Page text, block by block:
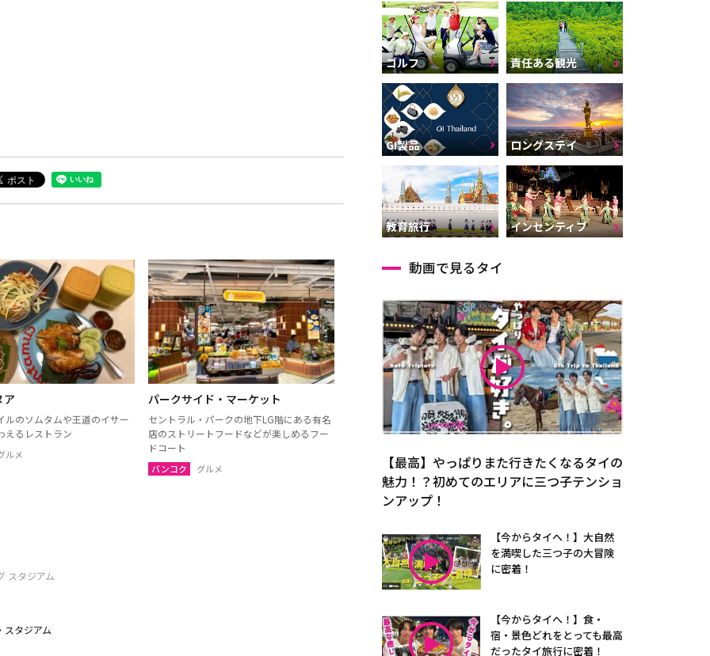
ア
ルのソムタムや王道のイサー
えるレストラン
ルメ
パークサイド・マーケット
セントラル・パークの地下LG階にある有名
店のストリートフードなどが楽しめるフー
ドコート
バンコク グルメ
スタジアム
スタジアム
ゴルフ 責任ある観光
GI製品 ロングステイ
教育旅行 インセンティブ
動画で見るタイ
【最高】やっぱりまた行きたくなるタイの
魅力！？初めてのエリアに三つ子テンショ
ンアップ！
【今からタイへ！】大自然
を満喫した三つ子の大冒険
に密着！
【今からタイへ！】食・
宿・景色どれをとっても最高
だったタイ旅行に密着！